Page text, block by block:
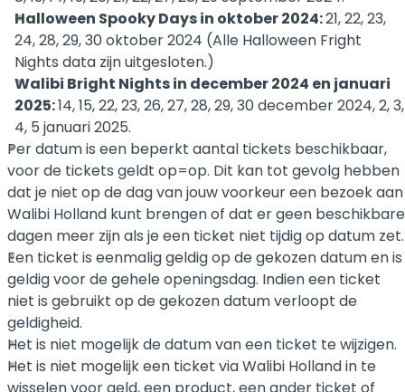
Halloween Spooky Days in oktober 2024:21, 22, 23,
24, 28, 29, 30 oktober 2024 (Alle Halloween Fright
Nights data zijn uitgesloten.)
Walibi Bright Nights in december 2024 en januari
2025:14, 15, 22, 23, 26, 27, 28, 29, 30 december 2024, 2, 3,
4, 5 januari 2025.
Per datum is een beperkt aantal tickets beschikbaar,
voor de tickets geldt op=op. Dit kan tot gevolg hebben
dat je niet op de dag van jouw voorkeur een bezoek aan
Walibi Holland kunt brengen of dat er geen beschikbare
dagen meer zijn als je een ticket niet tijdig op datum zet.
Een ticket is eenmalig geldig op de gekozen datum en is
geldig voor de gehele openingsdag. Indien een ticket
niet is gebruikt op de gekozen datum verloopt de
geldigheid.
Het is niet mogelijk de datum van een ticket te wijzigen.
Het is niet mogelijk een ticket via Walibi Holland in te